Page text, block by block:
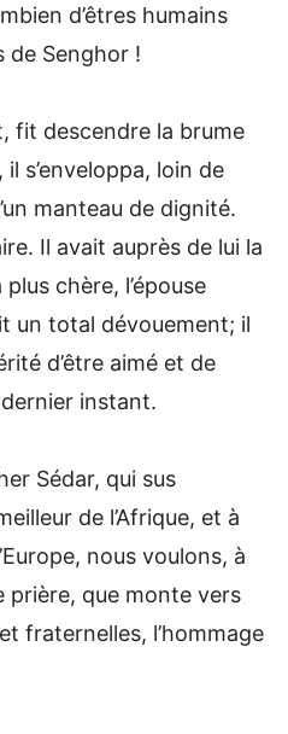
d’êtres humains
de Senghor !
fit descendre la brume
s’enveloppa, loin de
manteau de dignité.
Il avait auprès de lui la
chère, l’épouse
un total dévouement; il
d’être aimé et de
dernier instant.
Sédar, qui sus
de l’Afrique, et à
nous voulons, à
prière, que monte vers
fraternelles, l’hommage